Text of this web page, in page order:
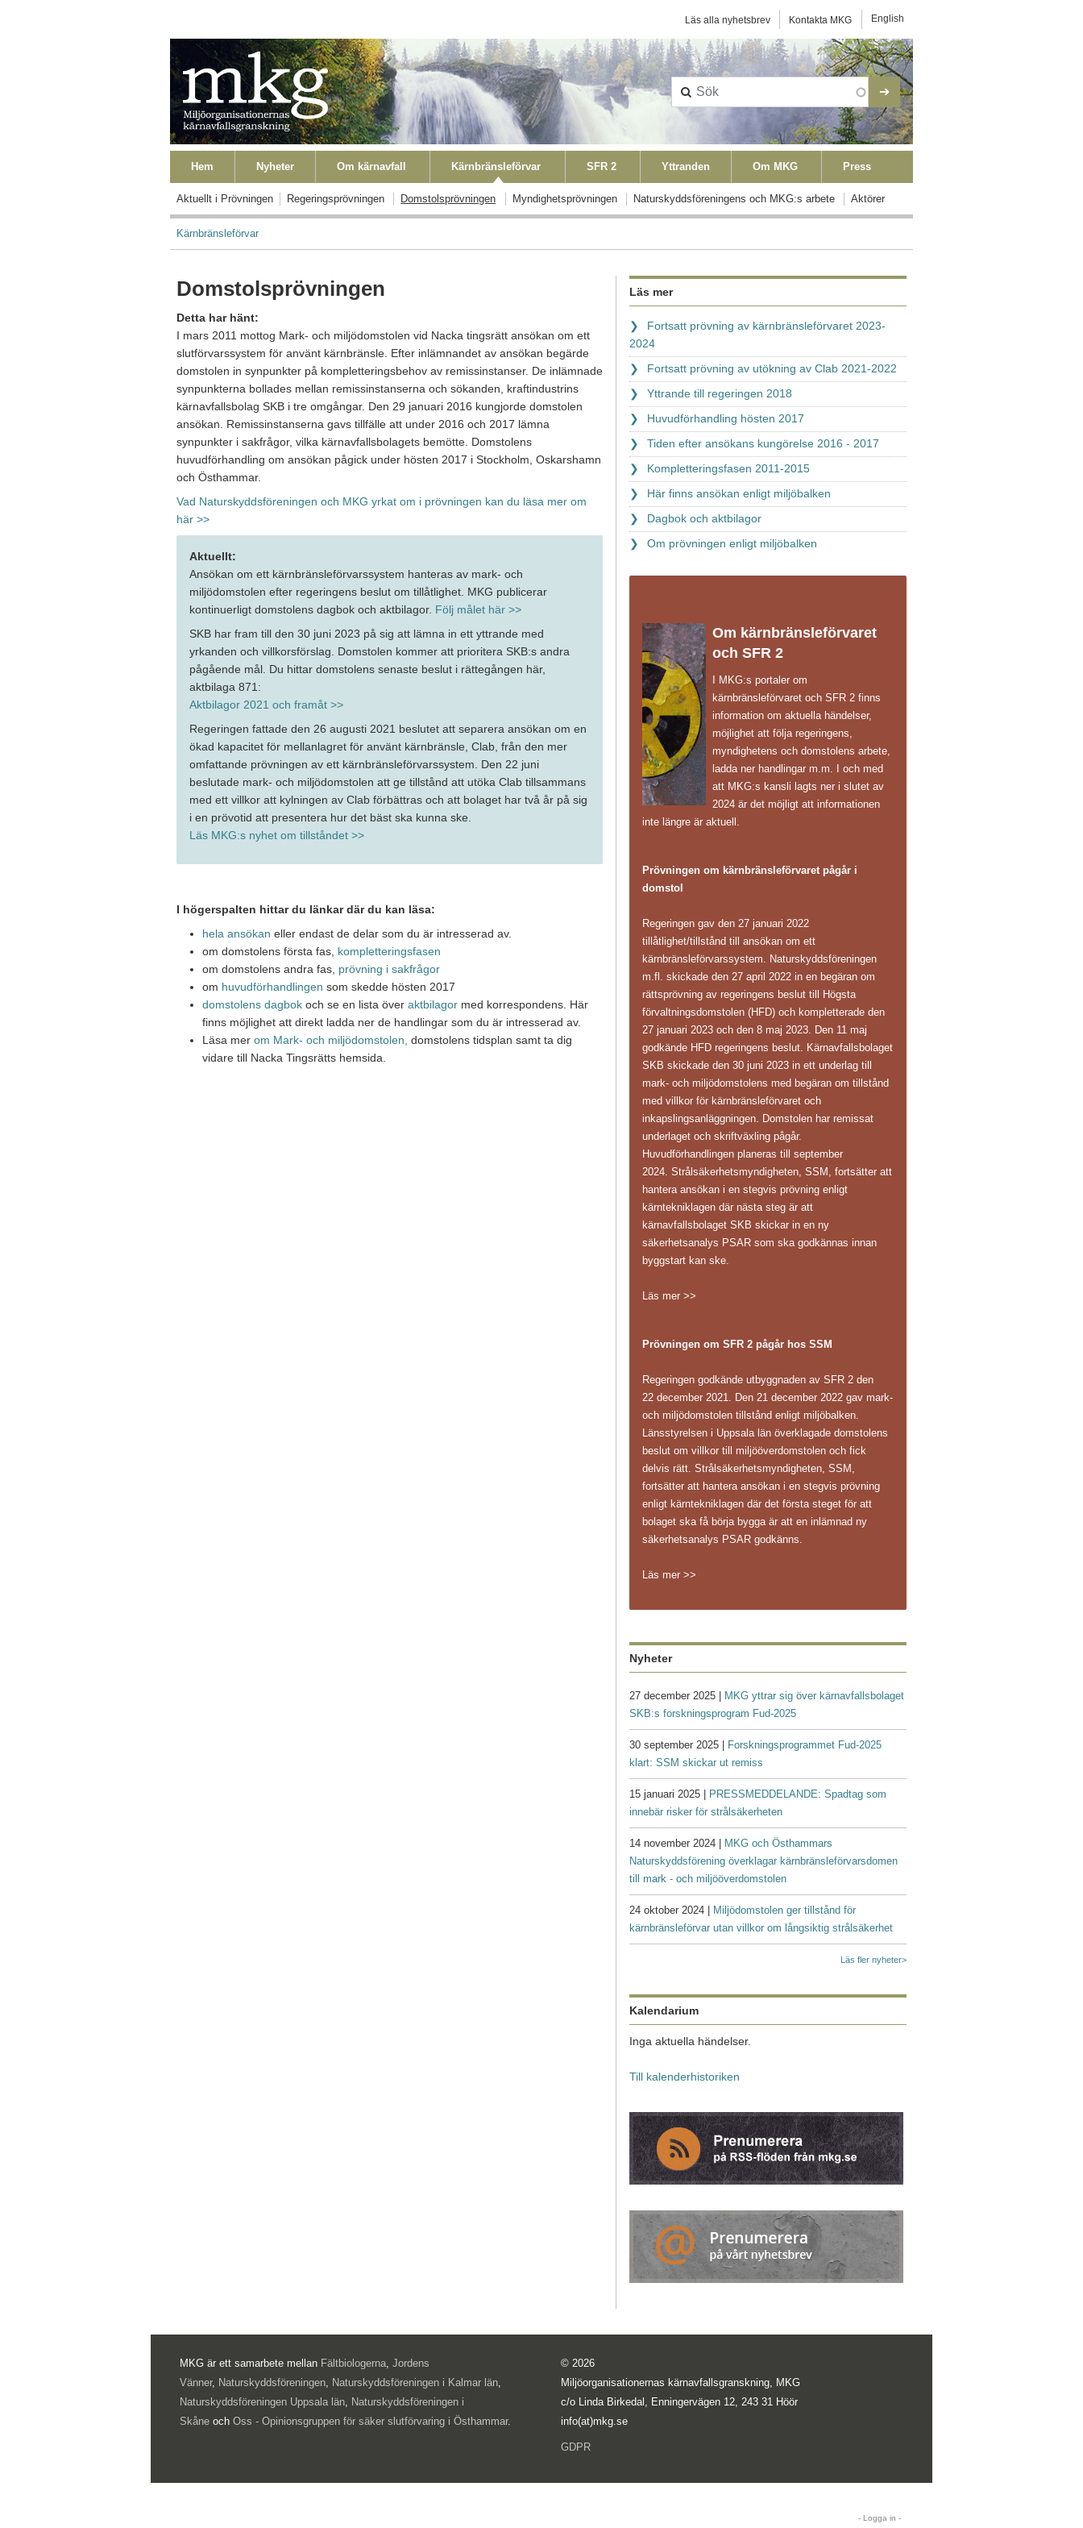
Läs alla nyhetsbrev Kontakta MKG English
Primära länkar
Hem Nyheter Om kärnavfall Kärnbränsleförvar SFR 2 Yttranden Om MKG Press
Primära länkar Level2
Aktuellt i Prövningen Regeringsprövningen Domstolsprövningen Myndighetsprövningen Naturskyddsföreningens och MKG:s arbete Aktörer
Länkstig
Kärnbränsleförvar
Domstolsprövningen
Detta har hänt:
I mars 2011 mottog Mark- och miljödomstolen vid Nacka tingsrätt ansökan om ett
slutförvarssystem för använt kärnbränsle. Efter inlämnandet av ansökan begärde
domstolen in synpunkter på kompletteringsbehov av remissinstanser. De inlämnade
synpunkterna bollades mellan remissinstanserna och sökanden, kraftindustrins
kärnavfallsbolag SKB i tre omgångar. Den 29 januari 2016 kungjorde domstolen
ansökan. Remissinstanserna gavs tillfälle att under 2016 och 2017 lämna
synpunkter i sakfrågor, vilka kärnavfallsbolagets bemötte. Domstolens
huvudförhandling om ansökan pågick under hösten 2017 i Stockholm, Oskarshamn
och Östhammar.
Vad Naturskyddsföreningen och MKG yrkat om i prövningen kan du läsa mer om
här >>
Aktuellt:
Ansökan om ett kärnbränsleförvarssystem hanteras av mark- och
miljödomstolen efter regeringens beslut om tillåtlighet. MKG publicerar
kontinuerligt domstolens dagbok och aktbilagor. Följ målet här >>
SKB har fram till den 30 juni 2023 på sig att lämna in ett yttrande med
yrkanden och villkorsförslag. Domstolen kommer att prioritera SKB:s andra
pågående mål. Du hittar domstolens senaste beslut i rättegången här,
aktbilaga 871:
Aktbilagor 2021 och framåt >>
Regeringen fattade den 26 augusti 2021 beslutet att separera ansökan om en
ökad kapacitet för mellanlagret för använt kärnbränsle, Clab, från den mer
omfattande prövningen av ett kärnbränsleförvarssystem. Den 22 juni
beslutade mark- och miljödomstolen att ge tillstånd att utöka Clab tillsammans
med ett villkor att kylningen av Clab förbättras och att bolaget har två år på sig
i en prövotid att presentera hur det bäst ska kunna ske.
Läs MKG:s nyhet om tillståndet >>
I högerspalten hittar du länkar där du kan läsa:
hela ansökan eller endast de delar som du är intresserad av.
om domstolens första fas,
kompletteringsfasen
om domstolens andra fas, prövning i sakfrågor
om huvudförhandlingen som skedde hösten 2017
domstolens dagbok och se en lista över aktbilagor med korrespondens. Här
finns möjlighet att direkt ladda ner de handlingar som du är intresserad av.
Läsa mer om Mark- och miljödomstolen, domstolens tidsplan samt ta dig
vidare till Nacka Tingsrätts hemsida.
Läs mer
Fortsatt prövning av kärnbränsleförvaret 2023-
2024
Fortsatt prövning av utökning av Clab 2021-2022
Yttrande till regeringen 2018
Huvudförhandling hösten 2017
Tiden efter ansökans kungörelse 2016 - 2017
Kompletteringsfasen 2011-2015
Här finns ansökan enligt miljöbalken
Dagbok och aktbilagor
Om prövningen enligt miljöbalken
Om kärnbränsleförvaret
och SFR 2
I MKG:s portaler om
kärnbränsleförvaret och SFR 2 finns
information om aktuella händelser,
möjlighet att följa regeringens,
myndighetens och domstolens arbete,
ladda ner handlingar m.m. I och med
att MKG:s kansli lagts ner i slutet av
2024 är det möjligt att informationen
inte längre är aktuell.
Prövningen om kärnbränsleförvaret pågår i
domstol
Regeringen gav den 27 januari 2022
tillåtlighet/tillstånd till ansökan om ett
kärnbränsleförvarssystem. Naturskyddsföreningen
m.fl. skickade den 27 april 2022 in en begäran om
rättsprövning av regeringens beslut till Högsta
förvaltningsdomstolen (HFD) och kompletterade den
27 januari 2023 och den 8 maj 2023. Den 11 maj
godkände HFD regeringens beslut. Kärnavfallsbolaget
SKB skickade den 30 juni 2023 in ett underlag till
mark- och miljödomstolens med begäran om tillstånd
med villkor för kärnbränsleförvaret och
inkapslingsanläggningen. Domstolen har remissat
underlaget och skriftväxling pågår.
Huvudförhandlingen planeras till september
2024. Strålsäkerhetsmyndigheten, SSM, fortsätter att
hantera ansökan i en stegvis prövning enligt
kärntekniklagen där nästa steg är att
kärnavfallsbolaget SKB skickar in en ny
säkerhetsanalys PSAR som ska godkännas innan
byggstart kan ske.
Läs mer >>
Prövningen om SFR 2 pågår hos SSM
Regeringen godkände utbyggnaden av SFR 2 den
22 december 2021. Den 21 december 2022 gav mark-
och miljödomstolen tillstånd enligt miljöbalken.
Länsstyrelsen i Uppsala län överklagade domstolens
beslut om villkor till miljööverdomstolen och fick
delvis rätt. Strålsäkerhetsmyndigheten, SSM,
fortsätter att hantera ansökan i en stegvis prövning
enligt kärntekniklagen där det första steget för att
bolaget ska få börja bygga är att en inlämnad ny
säkerhetsanalys PSAR godkänns.
Läs mer >>
Nyheter
27 december 2025 |
MKG yttrar sig över kärnavfallsbolaget
SKB:s forskningsprogram Fud-2025
30 september 2025 |
Forskningsprogrammet Fud-2025
klart: SSM skickar ut remiss
15 januari 2025 |
PRESSMEDDELANDE: Spadtag som
innebär risker för strålsäkerheten
14 november 2024 |
MKG och Östhammars
Naturskyddsförening överklagar kärnbränsleförvarsdomen
till mark - och miljööverdomstolen
24 oktober 2024 |
Miljödomstolen ger tillstånd för
kärnbränsleförvar utan villkor om långsiktig strålsäkerhet
Läs fler nyheter>
Kalendarium
Inga aktuella händelser.
Till kalenderhistoriken
MKG är ett samarbete mellan Fältbiologerna Jordens
Vänner, Naturskyddsföreningen Naturskyddsföreningen i Kalmar län
Naturskyddsföreningen Uppsala län
Naturskyddsföreningen i
Skåne och Oss - Opinionsgruppen för säker slutförvaring i Östhammar.
© 2026
Miljöorganisationernas kärnavfallsgranskning, MKG
c/o Linda Birkedal, Enningervägen 12, 243 31 Höör
info(at)mkg.se
GDPR
- Logga in -